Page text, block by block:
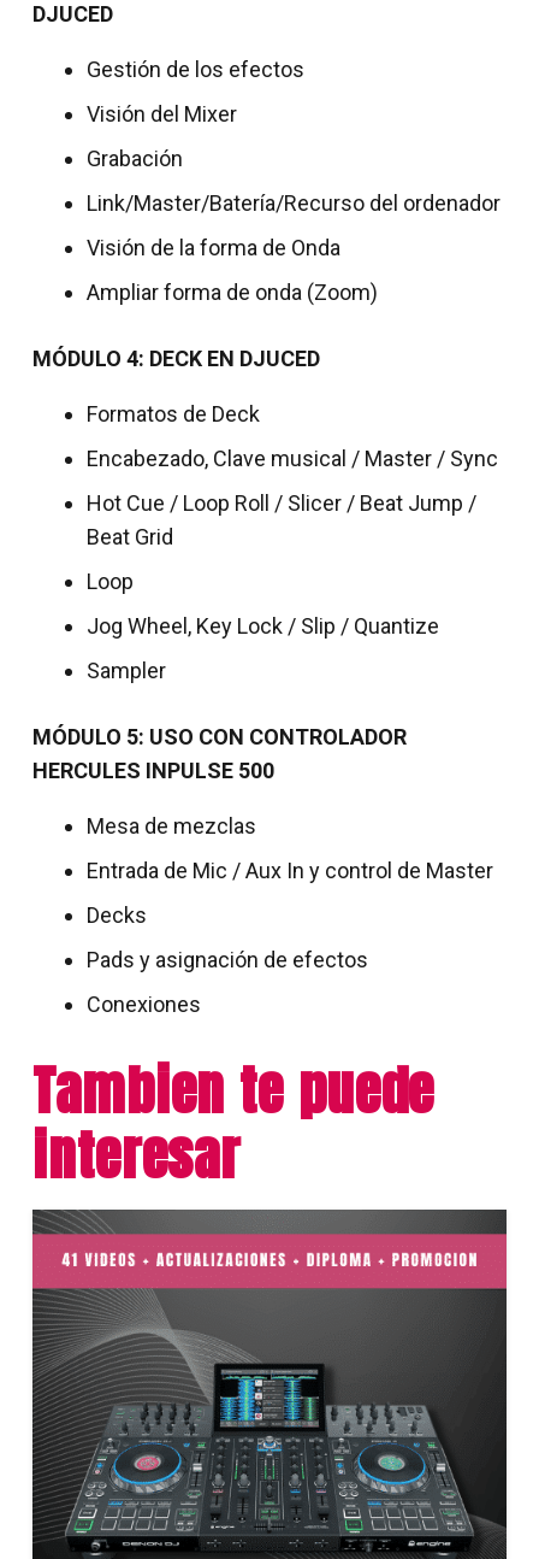
DJUCED
Gestión de los efectos
Visión del Mixer
Grabación
Link/Master/Batería/Recurso del ordenador
Visión de la forma de Onda
Ampliar forma de onda (Zoom)
MÓDULO 4: DECK EN DJUCED
Formatos de Deck
Encabezado, Clave musical / Master / Sync
Hot Cue / Loop Roll / Slicer / Beat Jump /
Beat Grid
Loop
Jog Wheel, Key Lock / Slip / Quantize
Sampler
MÓDULO 5: USO CON CONTROLADOR
HERCULES INPULSE 500
Mesa de mezclas
Entrada de Mic / Aux In y control de Master
Decks
Pads y asignación de efectos
Conexiones
Tambien te puede
interesar